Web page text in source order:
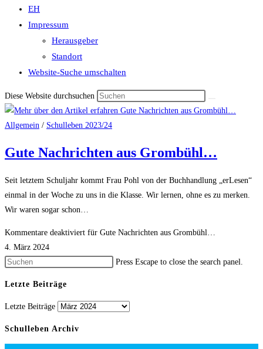
EH
Impressum
Herausgeber
Standort
Website-Suche umschalten
Diese Website durchsuchen
Allgemein / Schulleben 2023/24
Gute Nachrichten aus Grombühl…
Seit letztem Schuljahr kommt Frau Pohl von der Buchhandlung „erLesen“
einmal in der Woche zu uns in die Klasse. Wir lernen, ohne es zu merken.
Wir waren sogar schon…
Kommentare deaktiviert für Gute Nachrichten aus Grombühl…
4. März 2024
Press Escape to close the search panel.
Letzte Beiträge
Letzte Beiträge
Schulleben Archiv